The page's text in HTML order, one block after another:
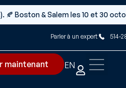
🍂 Boston & Salem les 10 et 30
Parler à un expert 514-
maintenant EN